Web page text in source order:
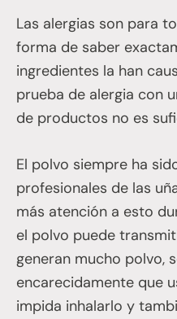
Las alergias son para
forma de saber
ingredientes la han
prueba de alergia con
de productos no es
El polvo siempre ha
profesionales de las
más atención a esto
el polvo puede
generan mucho polvo,
encarecidamente que
impida inhalarlo y